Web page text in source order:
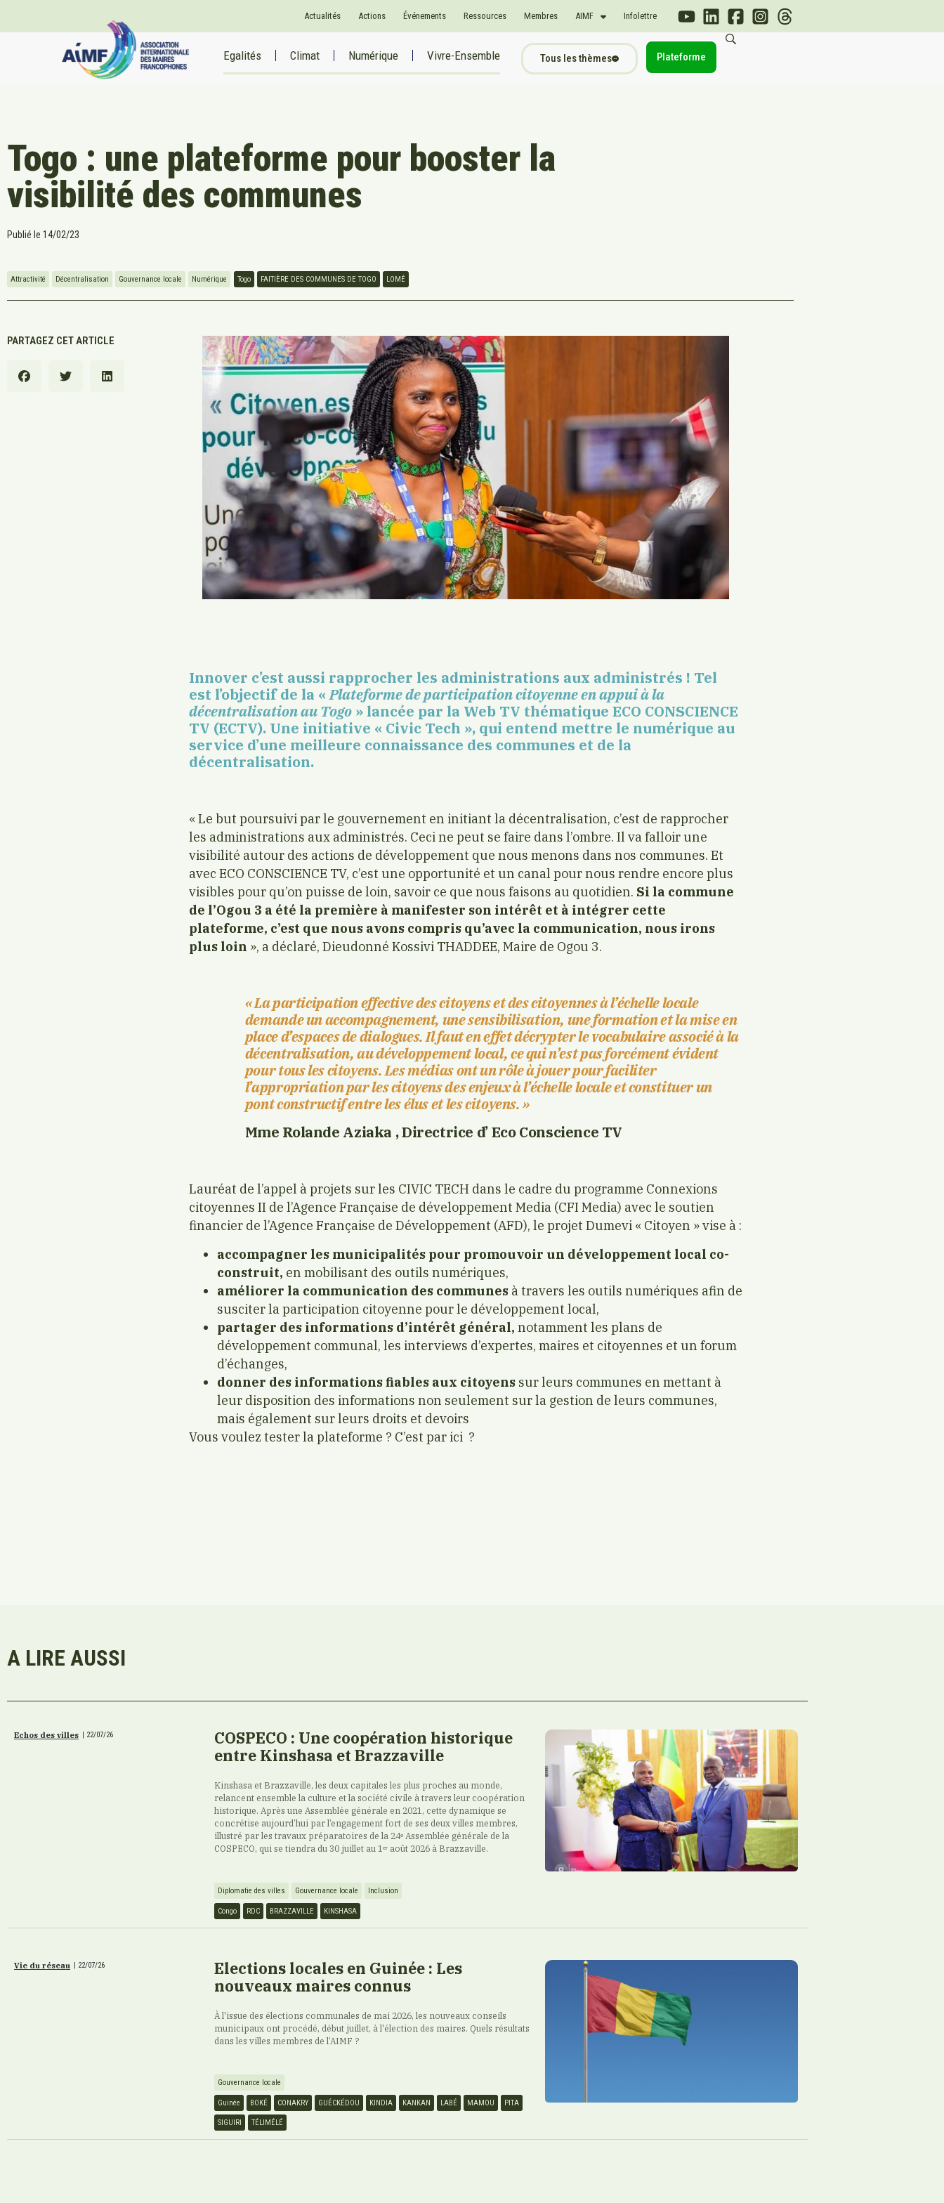
Actualités Actions Événements Ressources Membres AIMF Infolettre
Egalités Climat Numérique Vivre-Ensemble Tous les thèmes Plateforme
Togo : une plateforme pour booster la
visibilité des communes
Publié le 14/02/23
Attractivité Décentralisation Gouvernance locale Numérique Togo FAITIÈRE DES COMMUNES DE TOGO LOMÉ
PARTAGEZ CET ARTICLE
Innover c’est aussi rapprocher les administrations aux administrés ! Tel
est l’objectif de la «Plateforme de participation citoyenne en appui à la
décentralisation au Togo» lancée par la Web TV thématique ECO CONSCIENCE
TV (ECTV). Une initiative « Civic Tech », qui entend mettre le numérique au
service d’une meilleure connaissance des communes et de la
décentralisation.
« Le but poursuivi par le gouvernement en initiant la décentralisation, c’est de rapprocher
les administrations aux administrés. Ceci ne peut se faire dans l’ombre. Il va falloir une
visibilité autour des actions de développement que nous menons dans nos communes. Et
avec ECO CONSCIENCE TV, c’est une opportunité et un canal pour nous rendre encore plus
visibles pour qu’on puisse de loin, savoir ce que nous faisons au quotidien. Si la commune
de l’Ogou 3 a été la première à manifester son intérêt et à intégrer cette
plateforme, c’est que nous avons compris qu’avec la communication, nous irons
plus loin », a déclaré, Dieudonné Kossivi THADDEE, Maire de Ogou 3.
« La participation effective des citoyens et des citoyennes à l’échelle locale
demande un accompagnement, une sensibilisation, une formation et la mise en
place d’espaces de dialogues. Il faut en effet décrypter le vocabulaire associé à la
décentralisation, au développement local, ce qui n’est pas forcément évident
pour tous les citoyens. Les médias ont un rôle à jouer pour faciliter
l’appropriation par les citoyens des enjeux à l’échelle locale et constituer un
pont constructif entre les élus et les citoyens. »
Mme Rolande Aziaka , Directrice d’ Eco Conscience TV
Lauréat de l’appel à projets sur les CIVIC TECH dans le cadre du programme Connexions
citoyennes II de l’Agence Française de développement Media (CFI Media) avec le soutien
financier de l’Agence Française de Développement (AFD), le projet Dumevi « Citoyen » vise à :
accompagner les municipalités pour promouvoir un développement local co-
construit, en mobilisant des outils numériques,
améliorer la communication des communesà travers les outils numériques afin de
susciter la participation citoyenne pour le développement local,
partager des informations d’intérêt général, notamment les plans de
développement communal, les interviews d’expertes, maires et citoyennes et un forum
d’échanges,
donner des informations fiables aux citoyenssur leurs communes en mettant à
leur disposition des informations non seulement sur la gestion de leurs communes,
mais également sur leurs droits et devoirs
Vous voulez tester la plateforme ? C’est par ici ?
A LIRE AUSSI
Echos des villes | 22/07/26
COSPECO : Une coopération historique
entre Kinshasa et Brazzaville
Kinshasa et Brazzaville, les deux capitales les plus proches au monde,
relancent ensemble la culture et la société civile à travers leur coopération
historique. Après une Assemblée générale en 2021, cette dynamique se
concrétise aujourd’hui par l’engagement fort de ses deux villes membres,
illustré par les travaux préparatoires de la 24ᵉ Assemblée générale de la
COSPECO, qui se tiendra du 30 juillet au 1ᵉʳ août 2026 à Brazzaville.
Diplomatie des villes Gouvernance locale Inclusion
Congo RDC BRAZZAVILLE KINSHASA
Vie du réseau 22/07/26
Elections locales en Guinée : Les
nouveaux maires connus
À l'issue des élections communales de mai 2026, les nouveaux conseils
municipaux ont procédé, début juillet, à l'élection des maires. Quels résultats
dans les villes membres de l’AIMF ?
Gouvernance locale
Guinée BOKÉ CONAKRY GUÉCKÉDOU KINDIA KANKAN LABÉ MAMOU PITA
SIGUIRI TÉLIMÉLÉ